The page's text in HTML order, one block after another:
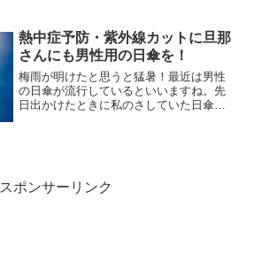
すすめの夏に持ちたくなる腕時計と、フ
ァンであり続けているラインのご紹介を
させていただきます。
熱中症予防・紫外線カットに旦那
さんにも男性用の日傘を！
梅雨が明けたと思うと猛暑！最近は男性
の日傘が流行しているといいますね。先
日出かけたときに私のさしていた日傘に
スポンサーリンク